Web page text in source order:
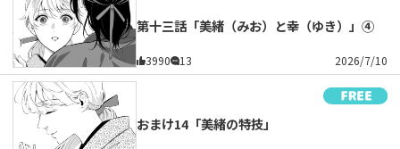
第十三話「美緒（みお）と幸（ゆき）」④
3990 13 2026/7/10
おまけ14「美緒の特技」